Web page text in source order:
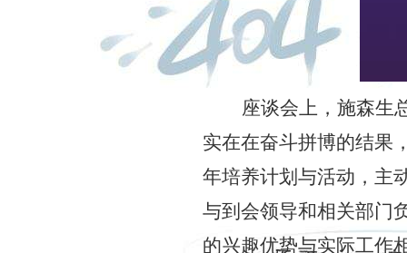
座谈会上，施森生
实在在奋斗拼博的结果
年培养计划与活动，主
与到会领导和相关部门
的兴趣优势与实际工作